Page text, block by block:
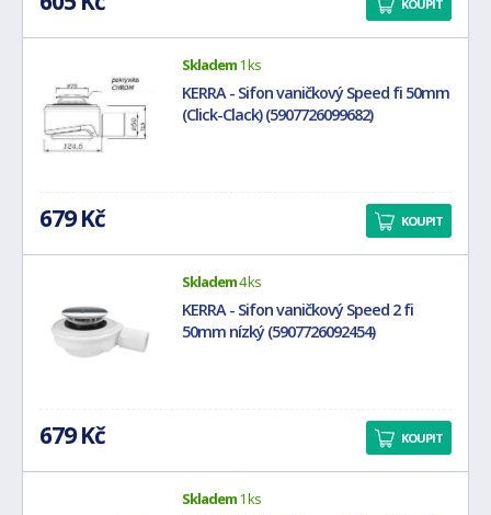
KOUPIT
Skladem1 ks
KERRA - Sifon vaničkový Speed fi 50mm
(Click-Clack) (5907726099682)
679 Kč KOUPIT
Skladem4 ks
KERRA - Sifon vaničkový Speed 2 fi
50mm nízký (5907726092454)
679 Kč KOUPIT
Skladem1 ks